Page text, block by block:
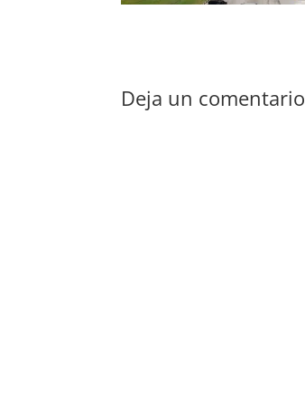
Deja un comentario